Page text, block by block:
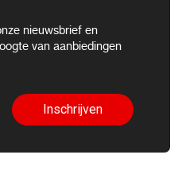
nieuwsbrief en
van aanbiedingen
Inschrijven